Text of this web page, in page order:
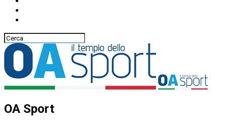
OA Sport